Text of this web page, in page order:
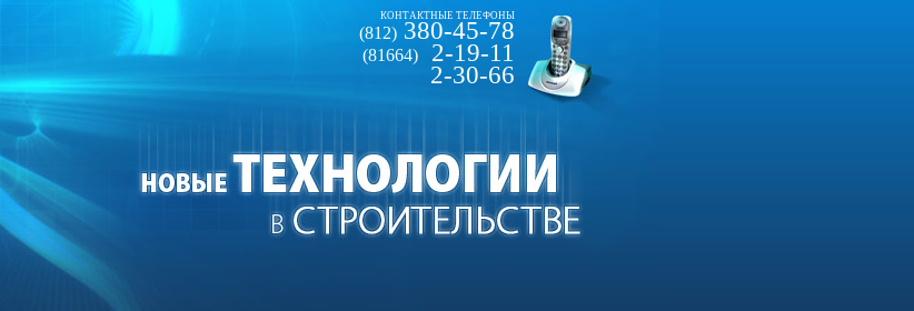
КОНТАКТНЫЕ ТЕЛЕФОНЫ
(812) 380-45-78
(81664)
2-19-11
2-30-66